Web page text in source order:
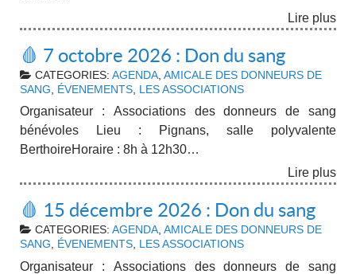
Lire plus
🩸 7 octobre 2026 : Don du sang
CATEGORIES: AGENDA AMICALE DES DONNEURS DE
SANG
ÉVENEMENTS LES ASSOCIATIONS
Organisateur : Associations des donneurs de sang
bénévoles Lieu : Pignans, salle polyvalente
BerthoireHoraire : 8h à 12h30…
Lire plus
🩸 15 décembre 2026 : Don du sang
CATEGORIES: AGENDA, AMICALE DES DONNEURS DE
SANG, ÉVENEMENTS, LES ASSOCIATIONS
Organisateur : Associations des donneurs de sang